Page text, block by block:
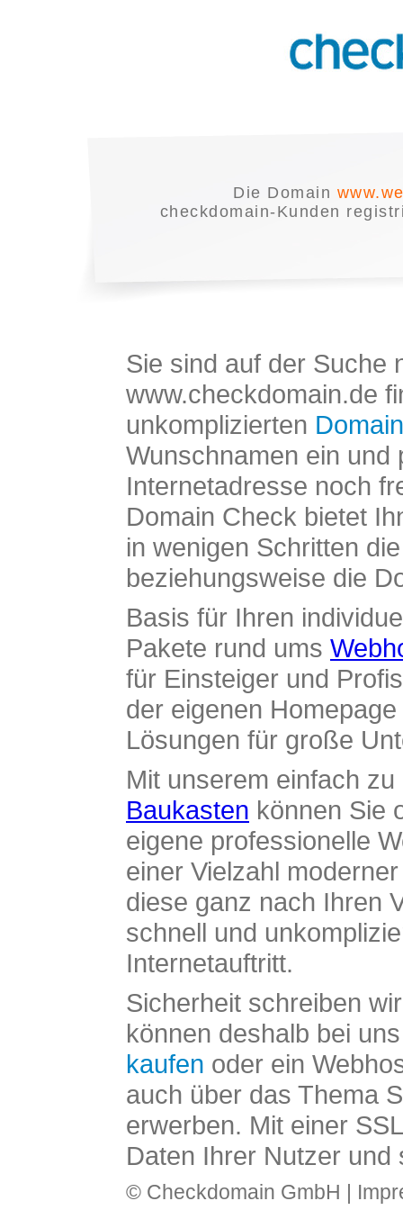
Die Domain
checkdomain-Kunden
Sie sind auf der Suche
www.checkdomain.de
unkomplizierten
Wunschnamen ein und
Internetadresse noch
Domain Check bietet
in wenigen Schritten
beziehungsweise die
Basis für Ihren
Pakete rund ums
für Einsteiger und
der eigenen
Lösungen für große
Mit unserem einfach
Baukasten können Sie
eigene professionelle
einer Vielzahl
diese ganz nach Ihren
schnell und
Internetauftritt.
Sicherheit schreiben
können deshalb bei
kaufen oder ein
auch über das Thema
erwerben. Mit einer
Daten Ihrer Nutzer und
© Checkdomain GmbH |